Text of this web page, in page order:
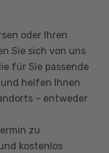
(Systemischer
Verhalten
für eine
18
Niveau B2)
ein
in einer
oder Ihren
Sie sich von uns
für Sie passende
helfen Ihnen
– entweder
zu
kostenlos